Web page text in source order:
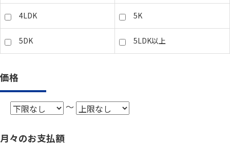
4LDK 5K
5DK 5LDK以上
価格
～
月々のお支払額